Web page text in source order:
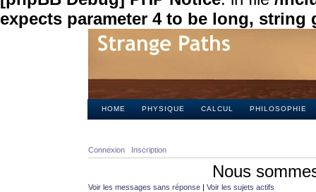
expects parameter 4 to be long, string
HOME PHYSIQUE CALCUL PHILOSOPHIE
Connexion Inscription
Nous
Voir les messages sans réponse | Voir les sujets actifs